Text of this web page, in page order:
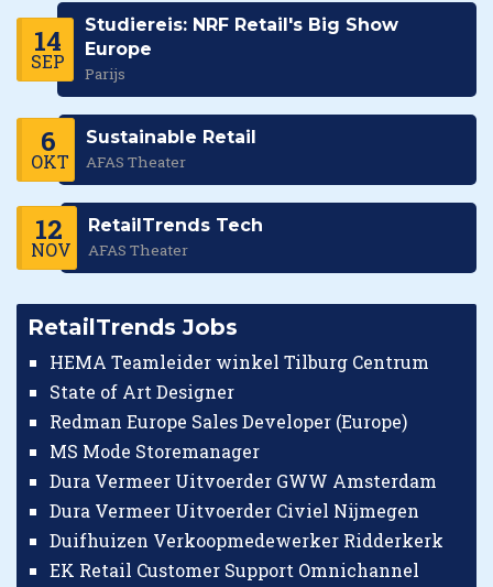
14
SEP
Studiereis: NRF Retail's Big Show
Europe
Parijs
6
OKT
Sustainable Retail
AFAS Theater
12
NOV
RetailTrends Tech
AFAS Theater
RetailTrends Jobs
HEMA Teamleider winkel Tilburg Centrum
State of Art Designer
Redman Europe Sales Developer (Europe)
MS Mode Storemanager
Dura Vermeer Uitvoerder GWW Amsterdam
Dura Vermeer Uitvoerder Civiel Nijmegen
Duifhuizen Verkoopmedewerker Ridderkerk
EK Retail Customer Support Omnichannel